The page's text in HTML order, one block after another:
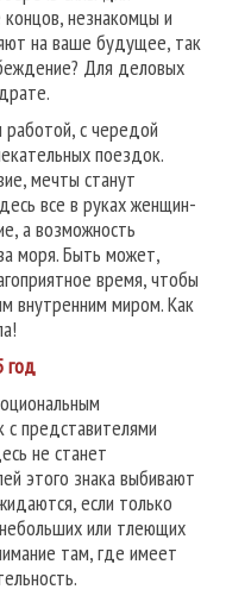
незнакомцы и
на ваше будущее, так
Для деловых
с чередой
поездок.
мечты станут
все в руках женщин-
а возможность
моря. Быть может,
время, чтобы
внутренним миром. Как
год
с представителями
не станет
этого знака выбивают
если только
или тлеющих
там, где имеет